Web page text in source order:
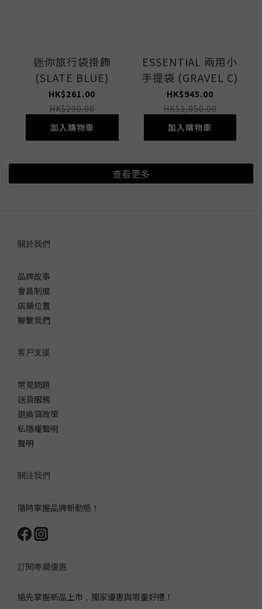
迷你旅行袋掛飾
(SLATE BLUE)
HK$261.00
HK$290.00
加入購物車
ESSENTIAL 兩用小
手提袋 (GRAVEL C)
HK$945.00
HK$1,050.00
加入購物車
查看更多
關於我們
品牌故事
會員制度
店鋪位置
聯繫我們
客戶支援
常見問題
送貨服務
退換貨政策
私隱權聲明
聲明
關注我們
隨時掌握品牌新動態！
訂閱專屬優惠
搶先掌握新品上市﹑獨家優惠與限量好禮！